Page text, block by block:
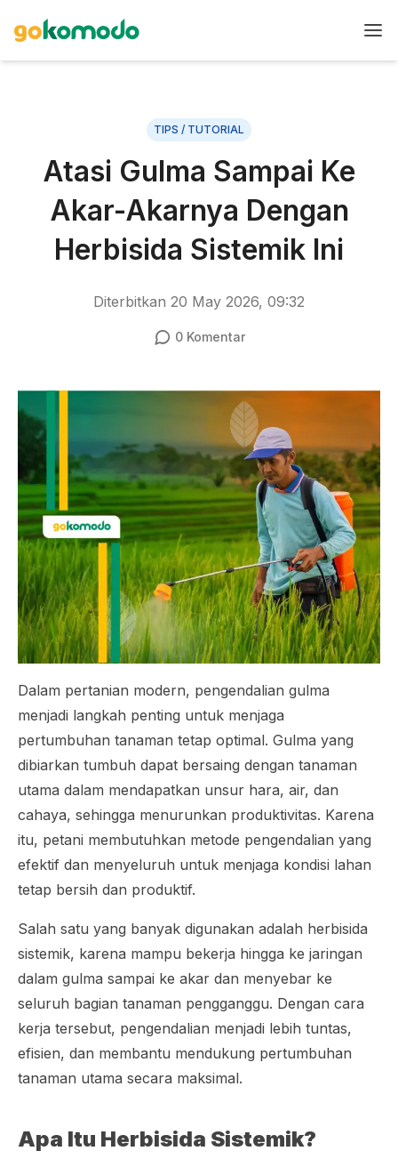
TIPS / TUTORIAL
Atasi Gulma Sampai Ke
Akar-Akarnya Dengan
Herbisida Sistemik Ini
Diterbitkan 20 May 2026, 09:32
0Komentar
Dalam pertanian modern, pengendalian gulma
menjadi langkah penting untuk menjaga
pertumbuhan tanaman tetap optimal. Gulma yang
dibiarkan tumbuh dapat bersaing dengan tanaman
utama dalam mendapatkan unsur hara, air, dan
cahaya, sehingga menurunkan produktivitas. Karena
itu, petani membutuhkan metode pengendalian yang
efektif dan menyeluruh untuk menjaga kondisi lahan
tetap bersih dan produktif.
Salah satu yang banyak digunakan adalah herbisida
sistemik, karena mampu bekerja hingga ke jaringan
dalam gulma sampai ke akar dan menyebar ke
seluruh bagian tanaman pengganggu. Dengan cara
kerja tersebut, pengendalian menjadi lebih tuntas,
efisien, dan membantu mendukung pertumbuhan
tanaman utama secara maksimal.
Apa Itu Herbisida Sistemik?